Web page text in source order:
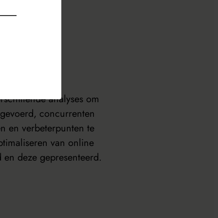
analyses om
concurrenten
en verbeterpunten te
van online
deze gepresenteerd.